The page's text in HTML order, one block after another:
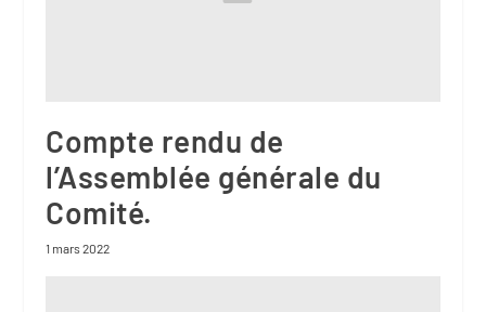
Compte rendu de
l’Assemblée générale du
Comité.
1 mars 2022